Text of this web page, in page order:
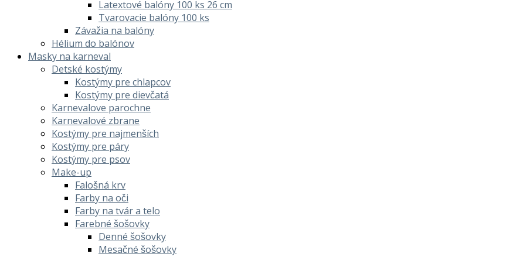
Latextové balóny 100 ks 26 cm
Tvarovacie balóny 100 ks
Závažia na balóny
Hélium do balónov
Masky na karneval
Detské kostýmy
Kostýmy pre chlapcov
Kostýmy pre dievčatá
Karnevalove parochne
Karnevalové zbrane
Kostýmy pre najmenších
Kostýmy pre páry
Kostýmy pre psov
Make-up
Falošná krv
Farby na oči
Farby na tvár a telo
Farebné šošovky
Denné šošovky
Mesačné šošovky